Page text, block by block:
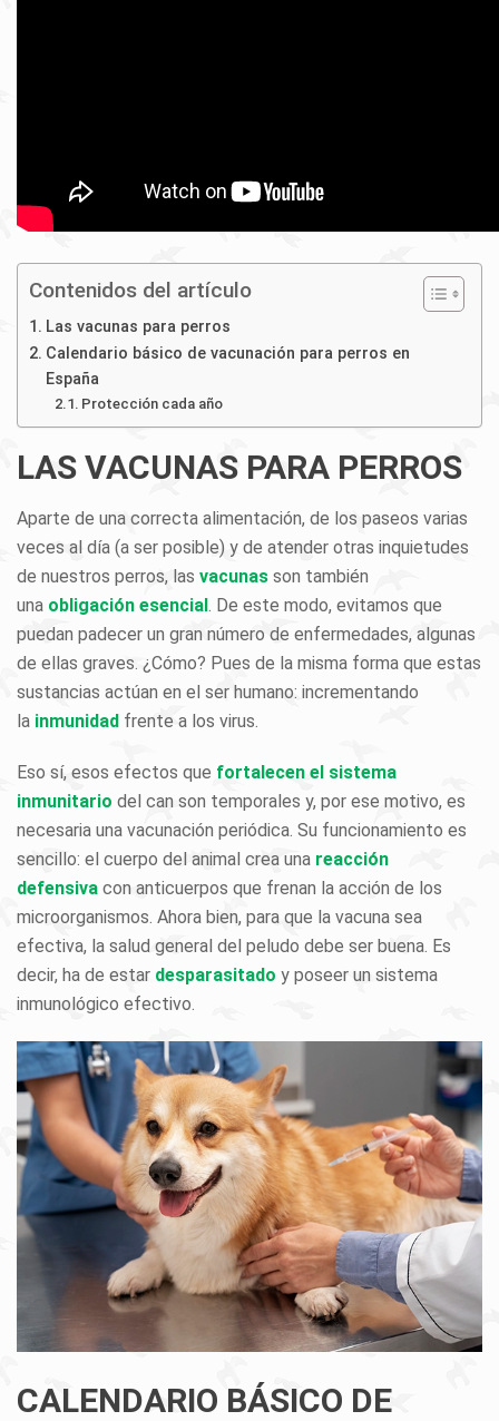
Contenidos del artículo
Las vacunas para perros
Calendario básico de vacunación para perros en
España
Protección cada año
LAS VACUNAS PARA PERROS
Aparte de una correcta alimentación, de los paseos varias
veces al día (a ser posible) y de atender otras inquietudes
de nuestros perros, las vacunas son también
una obligación esencial. De este modo, evitamos que
puedan padecer un gran número de enfermedades, algunas
de ellas graves. ¿Cómo? Pues de la misma forma que estas
sustancias actúan en el ser humano: incrementando
la inmunidad frente a los virus.
Eso sí, esos efectos que fortalecen el sistema
inmunitario del can son temporales y, por ese motivo, es
necesaria una vacunación periódica. Su funcionamiento es
sencillo: el cuerpo del animal crea una reacción
defensiva con anticuerpos que frenan la acción de los
microorganismos. Ahora bien, para que la vacuna sea
efectiva, la salud general del peludo debe ser buena. Es
decir, ha de estar desparasitado y poseer un sistema
inmunológico efectivo.
CALENDARIO BÁSICO DE